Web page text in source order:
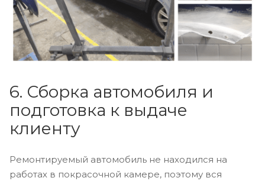
6. Сборка автомобиля и
подготовка к выдаче
клиенту
Ремонтируемый автомобиль не находился на
работах в покрасочной камере, поэтому вся